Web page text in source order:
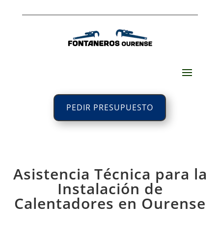
PEDIR PRESUPUESTO
Asistencia Técnica para la
Instalación de
Calentadores en Ourense